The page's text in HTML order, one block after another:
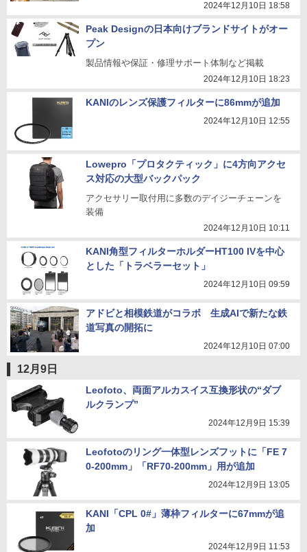
2024年12月10日 18:58
Peak Designの日本向けブランドサイトがオー
プン
製品情報や保証・修理サポート体制など掲載
2024年12月10日 18:23
KANIのレンズ保護フィルターに86mmが追加
2024年12月10日 12:55
Lowepro「プロタクティック」に4方向アクセ
ス対応の大型バックパック
アクセサリー取付用に多数のデイジーチェーンを
装備
2024年12月10日 10:11
KANI角型フィルターホルダーHT100 IVを中心
とした「トラベラーセット」
2024年12月10日 09:59
アドビと相模鉄道がコラボ 生成AIで新たな鉄
道写真の開拓に
2024年12月10日 07:00
12月9日
Leofoto、両面アルカスイス互換形状の“ダブ
ルクランプ”
2024年12月9日 15:39
Leofotoのリング一体型レンズフットに「FE 7
0-200mm」「RF70-200mm」用が追加
2024年12月9日 13:05
KANI「CPL 0#」薄枠フィルターに67mmが追
加
2024年12月9日 11:53